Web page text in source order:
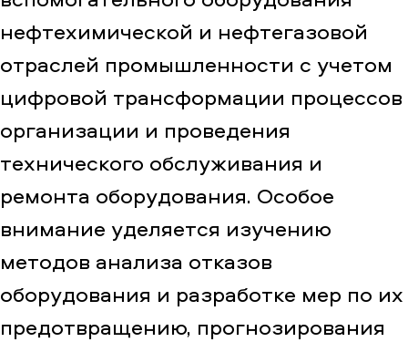
нефтехимической и нефтегазовой
отраслей промышленности с учетом
цифровой трансформации процессов
организации и проведения
технического обслуживания и
ремонта оборудования. Особое
внимание уделяется изучению
методов анализа отказов
оборудования и разработке мер по их
предотвращению, прогнозирования